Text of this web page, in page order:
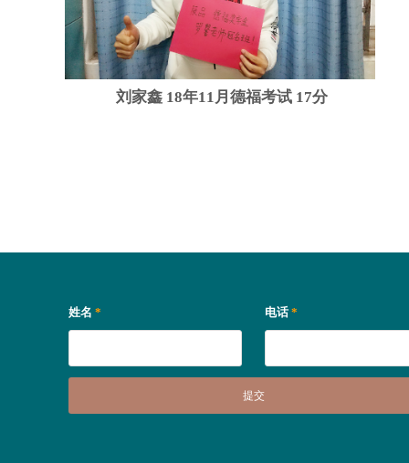
刘家鑫 18年11月德福考试 17分
姓名 * 电话 *
提交